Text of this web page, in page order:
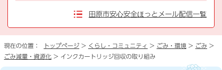
田原市安心安全ほっとメール配信一覧
現在の位置： トップページ > くらし・コミュニティ > ごみ・環境 > ごみ >
ごみ減量・資源化 > インクカートリッジ回収の取り組み